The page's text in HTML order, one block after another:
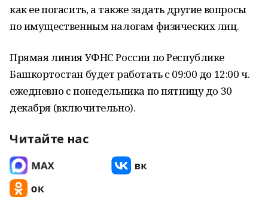
как ее погасить, а также задать другие вопросы
по имущественным налогам физических лиц.
Прямая линия УФНС России по Республике
Башкортостан будет работать с 09:00 до 12:00 ч.
ежедневно с понедельника по пятницу до 30
декабря (включительно).
Читайте нас